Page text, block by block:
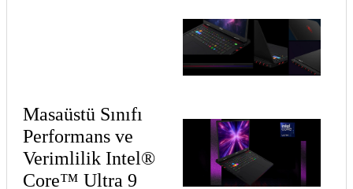
Masaüstü Sınıfı
Performans ve
Verimlilik Intel®
Core™ Ultra 9